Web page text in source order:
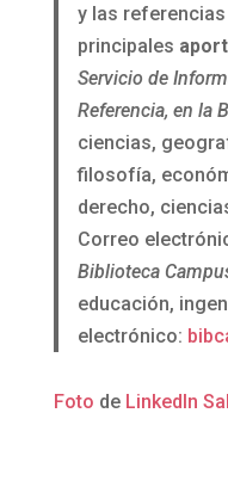
y las
principales
Servicio de
Referencia, en la
ciencias,
filosofía,
derecho,
Correo
Biblioteca
educación,
electrónico:
Foto de LinkedIn